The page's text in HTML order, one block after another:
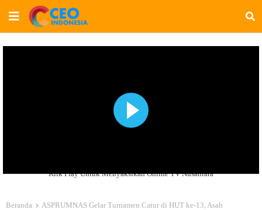
Klik Play Untuk Menyaksikan Online TV Nusantara
Beranda
ASPRUMNAS Gelar Turnamen Catur di HUT ke-13, Asah